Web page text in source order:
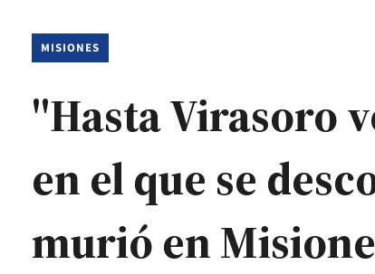
MISIONES
"Hasta Virasoro
en el que se
murió en